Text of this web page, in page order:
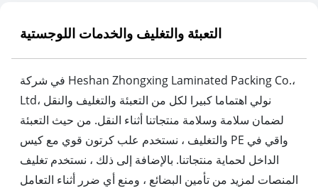
التعبئة والتغليف والخدمات اللوجستية
في شركة Heshan Zhongxing Laminated Packing Co.،
Ltd، نولي اهتماما كبيرا لكل من التعبئة والتغليف والنقل
لضمان سلامة وسلامة منتجاتنا أثناء النقل. من حيث التعبئة
والتغليف ، نستخدم علب كرتون قوي مع كيس PE واقي في
الداخل لحماية منتجاتنا. بالإضافة إلى ذلك ، نستخدم تغليف
المنصات لمزيد من تأمين البضائع ، ومنع أي ضرر أثناء التعامل